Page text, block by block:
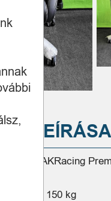
LEÍRÁSA
AKRacing
150 kg